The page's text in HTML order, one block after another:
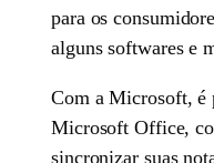
para os
alguns softwares e
Com a Microsoft, é
Microsoft Office,
sincronizar suas